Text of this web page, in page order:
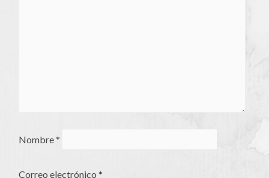
Nombre*
Correo electrónico*